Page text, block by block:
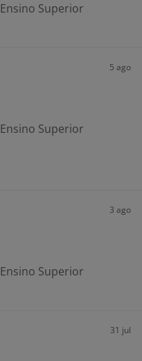
Ensino Superior
5 ago
Ensino Superior
3 ago
Ensino Superior
31 jul